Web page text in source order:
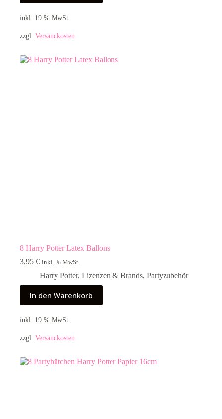
inkl. 19 % MwSt.
zzgl. Versandkosten
8 Harry Potter Latex Ballons
3,95 € inkl. % MwSt.
Harry Potter, Lizenzen & Brands, Partyzubehör
In den Warenkorb
inkl. 19 % MwSt.
zzgl. Versandkosten